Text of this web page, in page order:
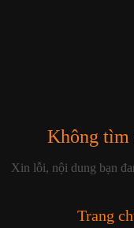
Không tìm
Xin lỗi, nội dung bạn
Trang